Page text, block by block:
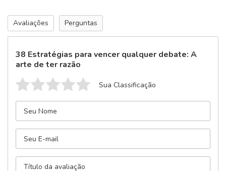
Avaliações Perguntas
38 Estratégias para vencer qualquer debate: A
arte de ter razão
Sua Classificação